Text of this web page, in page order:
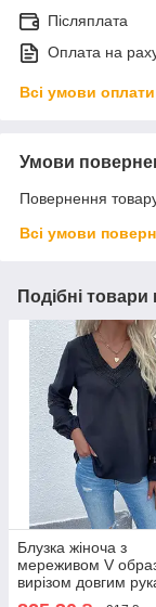
Післяплата
Оплата на
Всі умови оплати
Умови
Повернення
Всі умови
Подібні товари
Блузка жіноча з
мереживом V
вирізом довгим